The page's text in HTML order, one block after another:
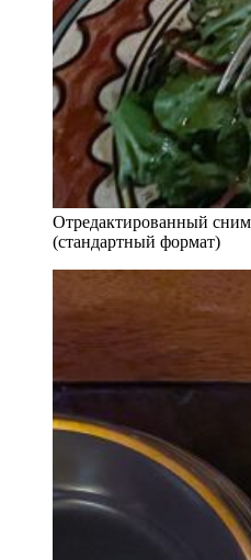
Отредактированный
(стандартный формат)